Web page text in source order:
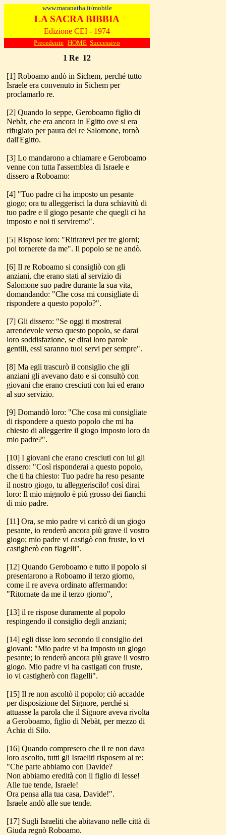
www.maranatha.it/mobile
LA SACRA BIBBIA
Edizione CEI - 1974
Precedente HOME Successivo
1 Re 12
[1] Roboamo andò in Sichem, perché tutto
Israele era convenuto in Sichem per
proclamarlo re.
[2] Quando lo seppe, Geroboamo figlio di
Nebàt, che era ancora in Egitto ove si era
rifugiato per paura del re Salomone, tornò
dall'Egitto.
[3] Lo mandarono a chiamare e Geroboamo
venne con tutta l'assemblea di Israele e
dissero a Roboamo:
[4] "Tuo padre ci ha imposto un pesante
giogo; ora tu alleggerisci la dura schiavitù di
tuo padre e il giogo pesante che quegli ci ha
imposto e noi ti serviremo".
[5] Rispose loro: "Ritiratevi per tre giorni;
poi tornerete da me". Il popolo se ne andò.
[6] Il re Roboamo si consigliò con gli
anziani, che erano stati al servizio di
Salomone suo padre durante la sua vita,
domandando: "Che cosa mi consigliate di
rispondere a questo popolo?".
[7] Gli dissero: "Se oggi ti mostrerai
arrendevole verso questo popolo, se darai
loro soddisfazione, se dirai loro parole
gentili, essi saranno tuoi servi per sempre".
[8] Ma egli trascurò il consiglio che gli
anziani gli avevano dato e si consultò con
giovani che erano cresciuti con lui ed erano
al suo servizio.
[9] Domandò loro: "Che cosa mi consigliate
di rispondere a questo popolo che mi ha
chiesto di alleggerire il giogo imposto loro da
mio padre?".
[10] I giovani che erano cresciuti con lui gli
dissero: "Così risponderai a questo popolo,
che ti ha chiesto: Tuo padre ha reso pesante
il nostro giogo, tu alleggeriscilo! così dirai
loro: Il mio mignolo è più grosso dei fianchi
di mio padre.
[11] Ora, se mio padre vi caricò di un giogo
pesante, io renderò ancora più grave il vostro
giogo; mio padre vi castigò con fruste, io vi
castigherò con flagelli".
[12] Quando Geroboamo e tutto il popolo si
presentarono a Roboamo il terzo giorno,
come il re aveva ordinato affermando:
"Ritornate da me il terzo giorno",
[13] il re rispose duramente al popolo
respingendo il consiglio degli anziani;
[14] egli disse loro secondo il consiglio dei
giovani: "Mio padre vi ha imposto un giogo
pesante; io renderò ancora più grave il vostro
giogo. Mio padre vi ha castigati con fruste,
io vi castigherò con flagelli".
[15] Il re non ascoltò il popolo; ciò accadde
per disposizione del Signore, perché si
attuasse la parola che il Signore aveva rivolta
a Geroboamo, figlio di Nebàt, per mezzo di
Achia di Silo.
[16] Quando compresero che il re non dava
loro ascolto, tutti gli Israeliti risposero al re:
"Che parte abbiamo con Davide?
Non abbiamo eredità con il figlio di Iesse!
Alle tue tende, Israele!
Ora pensa alla tua casa, Davide!".
Israele andò alle sue tende.
[17] Sugli Israeliti che abitavano nelle città di
Giuda regnò Roboamo.